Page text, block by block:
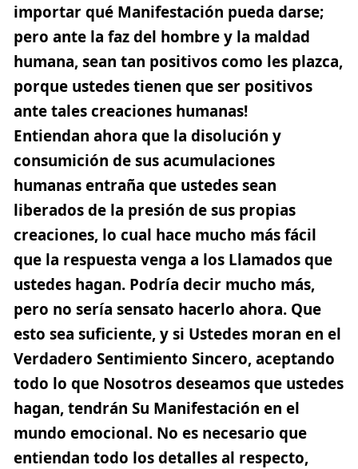
importar qué Manifestación pueda darse;
pero ante la faz del hombre y la maldad
humana, sean tan positivos como les plazca,
porque ustedes tienen que ser positivos
ante tales creaciones humanas!
Entiendan ahora que la disolución y
consumición de sus acumulaciones
humanas entraña que ustedes sean
liberados de la presión de sus propias
creaciones, lo cual hace mucho más fácil
que la respuesta venga a los Llamados que
ustedes hagan. Podría decir mucho más,
pero no sería sensato hacerlo ahora. Que
esto sea suficiente, y si Ustedes moran en el
Verdadero Sentimiento Sincero, aceptando
todo lo que Nosotros deseamos que ustedes
hagan, tendrán Su Manifestación en el
mundo emocional. No es necesario que
entiendan todo los detalles al respecto,